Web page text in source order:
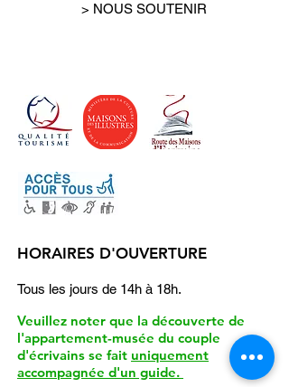
> NOUS SOUTENIR
HORAIRES D'OUVERTURE
Tous les jours de 14h à 18h.
Veuillez noter que la découverte de
l'appartement-musée du couple
d'écrivains se fait uniquement
accompagnée d'un guide.